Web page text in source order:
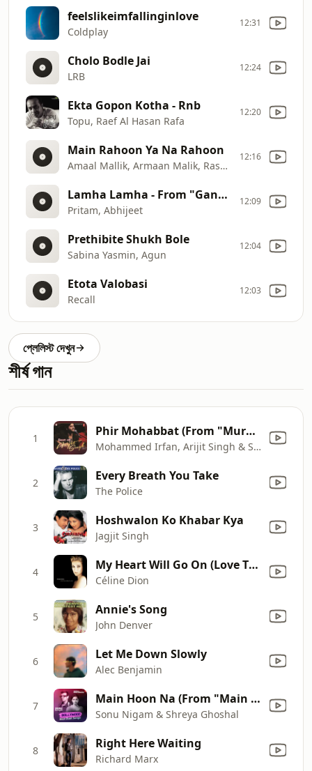
feelslikeimfallinginlove
Coldplay
12:31
Cholo Bodle Jai
LRB
12:24
Ekta Gopon Kotha - Rnb
Topu, Raef Al Hasan Rafa
12:20
Main Rahoon Ya Na Rahoon
Amaal Mallik, Armaan Malik, Rashmi Virag
12:16
Lamha Lamha - From "Gangster"
Pritam, Abhijeet
12:09
Prethibite Shukh Bole
Sabina Yasmin, Agun
12:04
Etota Valobasi
Recall
12:03
প্লেলিস্ট দেখুন
শীর্ষ গান
1 Phir Mohabbat (From "Murder 2")
Mohammed Irfan, Arijit Singh & Saim Bhat
2 Every Breath You Take
The Police
3 Hoshwalon Ko Khabar Kya
Jagjit Singh
4 My Heart Will Go On (Love Theme from "Titanic")
Céline Dion
5 Annie's Song
John Denver
6 Let Me Down Slowly
Alec Benjamin
7 Main Hoon Na (From "Main Hoon Na")
Sonu Nigam & Shreya Ghoshal
8 Right Here Waiting
Richard Marx